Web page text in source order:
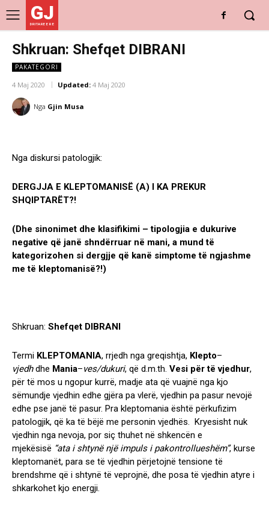
GJ
DRITARE E RE
Shkruan: Shefqet DIBRANI
PAKATEGORI
4 Maj 2020 Updated: 4 Maj 2020
Nga Gjin Musa
Nga diskursi patologjik:
DERGJJA E KLEPTOMANISË (A) I KA PREKUR
SHQIPTARËT?!
(Dhe sinonimet dhe klasifikimi – tipologjia e dukurive
negative që janë shndërruar në mani, a mund të
kategorizohen si dergjje që kanë simptome të ngjashme
me të kleptomanisë?!)
Shkruan: Shefqet DIBRANI
Termi KLEPTOMANIA, rrjedh nga greqishtja, Klepto–
vjedhdhe Mania–ves/dukuri, që d.m.th. Vesi për të vjedhur,
për të mos u ngopur kurrë, madje ata që vuajnë nga kjo
sëmundje vjedhin edhe gjëra pa vlerë, vjedhin pa pasur nevojë
edhe pse janë të pasur. Pra kleptomania është përkufizim
patologjik, që ka të bëjë me personin vjedhës. Kryesisht nuk
vjedhin nga nevoja, por siç thuhet në shkencën e
mjekësisë “ata i shtynë një impuls i pakontrollueshëm”, kurse
kleptomanët, para se të vjedhin përjetojnë tensione të
brendshme që i shtynë të veprojnë, dhe posa të vjedhin atyre i
shkarkohet kjo energji.